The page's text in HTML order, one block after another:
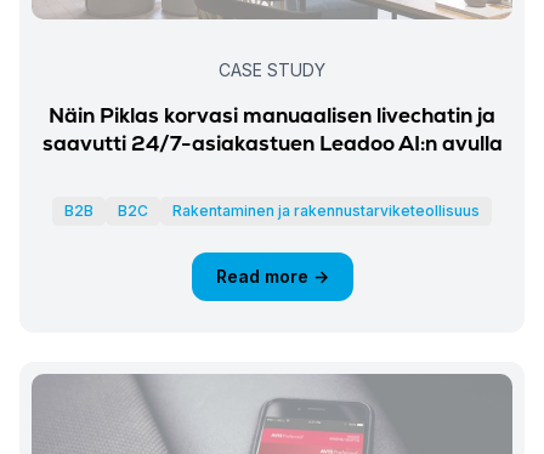
CASE STUDY
Näin Piklas korvasi manuaalisen livechatin ja
saavutti 24/7-asiakastuen Leadoo AI:n avulla
B2B B2C Rakentaminen ja rakennustarviketeollisuus
Read more →